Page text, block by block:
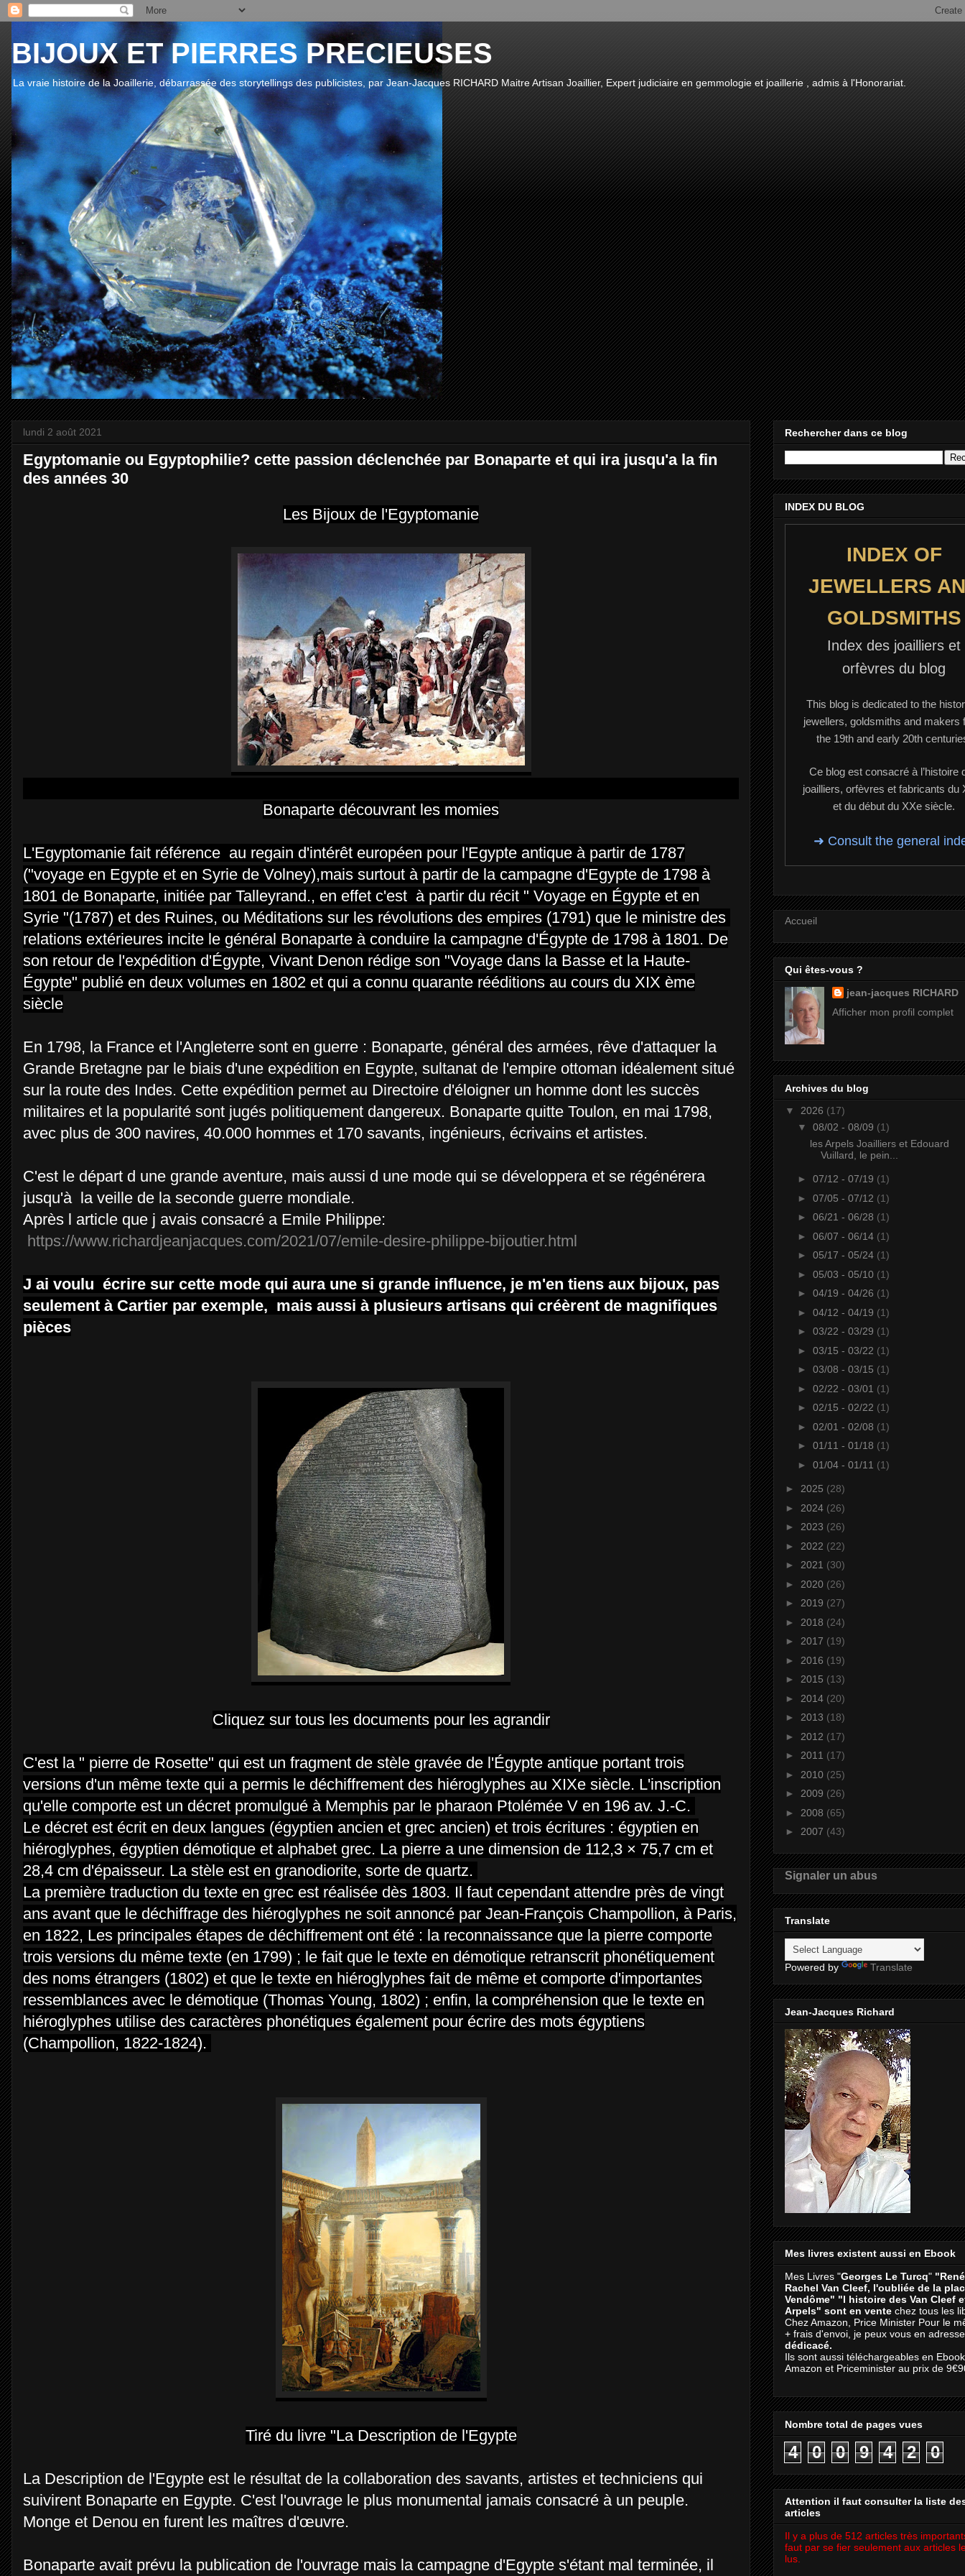
BIJOUX ET PIERRES PRECIEUSES
La vraie histoire de la Joaillerie, débarrassée des storytellings des publicistes, par Jean-Jacques RICHARD Maitre Artisan Joaillier, Expert judiciaire en gemmologie et joaillerie , admis à l'Honorariat.
lundi 2 août 2021
Egyptomanie ou Egyptophilie? cette passion déclenchée par Bonaparte et qui ira jusqu'a la fin
des années 30
Les Bijoux de l'Egyptomanie
Bonaparte découvrant les momies
L'Egyptomanie fait référence au regain d'intérêt européen pour l'Egypte antique à partir de 1787
("voyage en Egypte et en Syrie de Volney),mais surtout à partir de la campagne d'Egypte de 1798 à
1801 de Bonaparte, initiée par Talleyrand., en effet c'est à partir du récit " Voyage en Égypte et en
Syrie "(1787) et des Ruines, ou Méditations sur les révolutions des empires (1791) que le ministre des
relations extérieures incite le général Bonaparte à conduire la campagne d'Égypte de 1798 à 1801. De
son retour de l'expédition d'Égypte, Vivant Denon rédige son "Voyage dans la Basse et la Haute-
Égypte" publié en deux volumes en 1802 et qui a connu quarante rééditions au cours du XIX ème
siècle
En 1798, la France et l'Angleterre sont en guerre : Bonaparte, général des armées, rêve d'attaquer la
Grande Bretagne par le biais d'une expédition en Egypte, sultanat de l'empire ottoman idéalement situé
sur la route des Indes. Cette expédition permet au Directoire d'éloigner un homme dont les succès
militaires et la popularité sont jugés politiquement dangereux. Bonaparte quitte Toulon, en mai 1798,
avec plus de 300 navires, 40.000 hommes et 170 savants, ingénieurs, écrivains et artistes.
C'est le départ d une grande aventure, mais aussi d une mode qui se développera et se régénérera
jusqu'à la veille de la seconde guerre mondiale.
Après l article que j avais consacré a Emile Philippe:
https://www.richardjeanjacques.com/2021/07/emile-desire-philippe-bijoutier.html
J ai voulu écrire sur cette mode qui aura une si grande influence, je m'en tiens aux bijoux, pas
seulement à Cartier par exemple, mais aussi à plusieurs artisans qui créèrent de magnifiques
pièces
Cliquez sur tous les documents pour les agrandir
C'est la " pierre de Rosette" qui est un fragment de stèle gravée de l'Égypte antique portant trois
versions d'un même texte qui a permis le déchiffrement des hiéroglyphes au XIXe siècle. L'inscription
qu'elle comporte est un décret promulgué à Memphis par le pharaon Ptolémée V en 196 av. J.-C.
Le décret est écrit en deux langues (égyptien ancien et grec ancien) et trois écritures : égyptien en
hiéroglyphes, égyptien démotique et alphabet grec. La pierre a une dimension de 112,3 × 75,7 cm et
28,4 cm d'épaisseur. La stèle est en granodiorite, sorte de quartz.
La première traduction du texte en grec est réalisée dès 1803. Il faut cependant attendre près de vingt
ans avant que le déchiffrage des hiéroglyphes ne soit annoncé par Jean-François Champollion, à Paris,
en 1822, Les principales étapes de déchiffrement ont été : la reconnaissance que la pierre comporte
trois versions du même texte (en 1799) ; le fait que le texte en démotique retranscrit phonétiquement
des noms étrangers (1802) et que le texte en hiéroglyphes fait de même et comporte d'importantes
ressemblances avec le démotique (Thomas Young, 1802) ; enfin, la compréhension que le texte en
hiéroglyphes utilise des caractères phonétiques également pour écrire des mots égyptiens
(Champollion, 1822-1824).
Tiré du livre "La Description de l'Egypte
La Description de l'Egypte est le résultat de la collaboration des savants, artistes et techniciens qui
suivirent Bonaparte en Egypte. C'est l'ouvrage le plus monumental jamais consacré à un peuple.
Monge et Denou en furent les maîtres d'œuvre.
Bonaparte avait prévu la publication de l'ouvrage mais la campagne d'Egypte s'étant mal terminée, il
Rechercher dans ce blog
INDEX DU BLOG
INDEX OF
JEWELLERS
GOLDSMITHS
Index des joailliers et
orfèvres du blog
This blog is dedicated to the
jewellers, goldsmiths and makers
the 19th and early 20th
Ce blog est consacré à l’histoire
joailliers, orfèvres et fabricants du
et du début du XXe siècle.
➜ Consult the general
Accueil
Qui êtes-vous ?
jean-jacques RICHARD
Afficher mon profil complet
Archives du blog
▼ 2026 (17)
▼ 08/02 - 08/09 (1)
les Arpels Joailliers et Edouard
Vuillard, le pein...
► 07/12 - 07/19 (1)
► 07/05 - 07/12 (1)
► 06/21 - 06/28 (1)
► 06/07 - 06/14 (1)
► 05/17 - 05/24 (1)
► 05/03 - 05/10 (1)
► 04/19 - 04/26 (1)
► 04/12 - 04/19 (1)
► 03/22 - 03/29 (1)
► 03/15 - 03/22 (1)
► 03/08 - 03/15 (1)
► 02/22 - 03/01 (1)
► 02/15 - 02/22 (1)
► 02/01 - 02/08 (1)
► 01/11 - 01/18 (1)
► 01/04 - 01/11 (1)
► 2025 (28)
► 2024 (26)
► 2023 (26)
► 2022 (22)
► 2021 (30)
► 2020 (26)
► 2019 (27)
► 2018 (24)
► 2017 (19)
► 2016 (19)
► 2015 (13)
► 2014 (20)
► 2013 (18)
► 2012 (17)
► 2011 (17)
► 2010 (25)
► 2009 (26)
► 2008 (65)
► 2007 (43)
Signaler un abus
Translate
Powered by Translate
Jean-Jacques Richard
Mes livres existent aussi en Ebook
Mes Livres "Georges Le Turcq"
Rachel Van Cleef, l'oubliée de la
Vendôme" "l histoire des Van Cleef
Arpels" sont en vente chez tous les
Chez Amazon, Price Minister Pour le
+ frais d'envoi, je peux vous en
dédicacé.
Ils sont aussi téléchargeables en
Amazon et Priceminister au prix de
Nombre total de pages vues
4 0 0 9 4 2 0
Attention il faut consulter la liste
articles
Il y a plus de 512 articles très
faut par se fier seulement aux articles
lus.